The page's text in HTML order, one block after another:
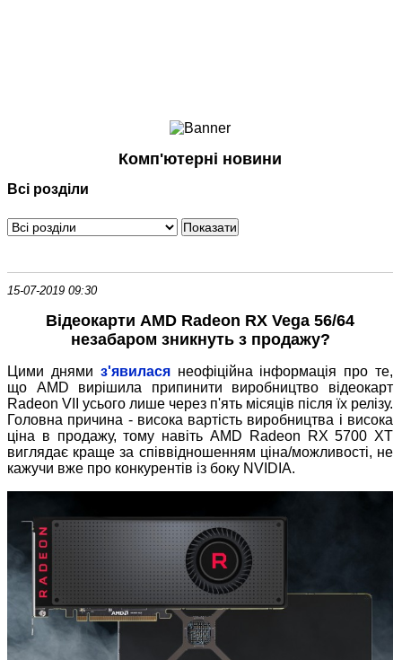
Смартфони
Периферія
Програмне забезпечення
Комп'ютерні новини
Всі розділи
15-07-2019 09:30
Відеокарти AMD Radeon RX Vega 56/64
незабаром зникнуть з продажу?
Цими днями з'явиласянеофіційна інформація про те,
що AMD вирішила припинити виробництво відеокарт
Radeon VII усього лише через п'ять місяців після їх релізу.
Головна причина - висока вартість виробництва і висока
ціна в продажу, тому навіть AMD Radeon RX 5700 XT
виглядає краще за співвідношенням ціна/можливості, не
кажучи вже про конкурентів із боку NVIDIA.